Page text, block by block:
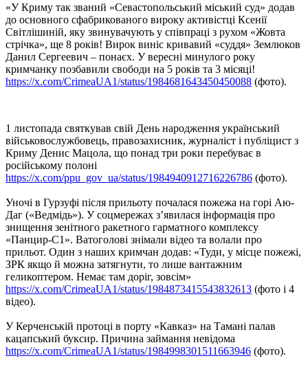
«У Криму так званий «Севастопольський міський суд» додав
до основного сфабрикованого вироку активістці Ксенії
Світлішиній, яку звинувачують у співпраці з рухом «Жовта
стрічка», ще 8 років! Вирок виніс кривавий «суддя» Землюков
Данил Сергеевич – понаєх. У вересні минулого року
кримчанку позбавили свободи на 5 років та 3 місяці!
https://x.com/CrimeaUA1/status/1984681643450450088 (фото).
1 листопада святкував свій День народження український
військовослужбовець, правозахисник, журналіст і публіцист з
Криму Денис Мацола, що понад три роки перебуває в
російському полоні
https://x.com/ppu_gov_ua/status/1984940912716226786 (фото).
Уночі в Гурзуфі після прильоту почалася пожежа на горі Аю-
Даг («Ведмідь»). У соцмережах з’явилася інформація про
знищення зенітного ракетного гарматного комплексу
«Панцир-С1». Ватоголові знімали відео та волали про
прильот. Один з наших кримчан додав: «Туди, у місце пожежі,
ЗРК якщо й можна затягнути, то лише вантажним
геликоптером. Немає там доріг, зовсім»
https://x.com/CrimeaUA1/status/1984873415543832613 (фото і 4
відео).
У Керченській протоці в порту «Кавказ» на Тамані палав
кацапський буксир. Причина займання невідома
https://x.com/CrimeaUA1/status/1984998301511663946 (фото).